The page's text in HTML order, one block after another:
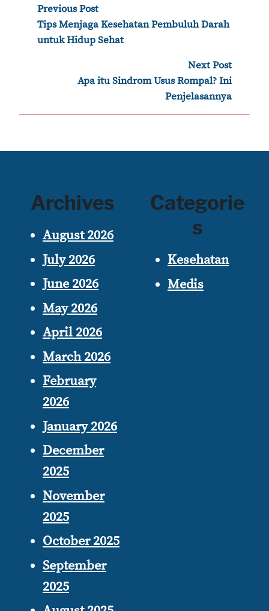
Post
navigation
Previous Post
Tips Menjaga Kesehatan Pembuluh Darah
untuk Hidup Sehat
Next Post
Apa itu Sindrom Usus Rompal? Ini
Penjelasannya
Archives
August 2026
July 2026
June 2026
May 2026
April 2026
March 2026
February
2026
January 2026
December
2025
November
2025
October 2025
September
2025
Categorie
s
Kesehatan
Medis